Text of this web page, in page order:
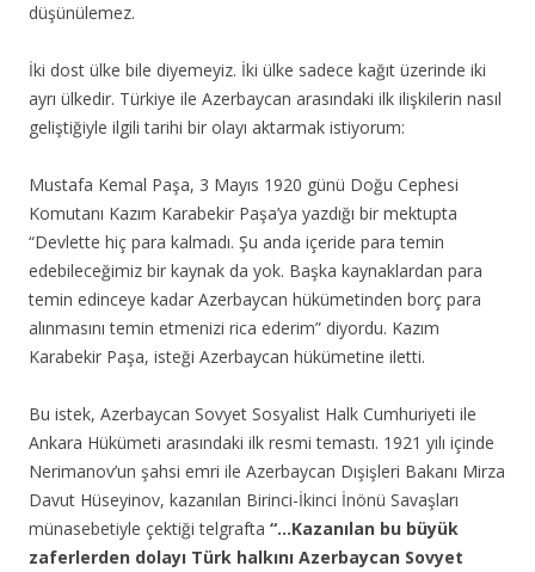
düşünülemez.
İki dost ülke bile diyemeyiz. İki ülke sadece kağıt üzerinde iki
ayrı ülkedir. Türkiye ile Azerbaycan arasındaki ilk ilişkilerin nasıl
geliştiğiyle ilgili tarihi bir olayı aktarmak istiyorum:
Mustafa Kemal Paşa, 3 Mayıs 1920 günü Doğu Cephesi
Komutanı Kazım Karabekir Paşa’ya yazdığı bir mektupta
“Devlette hiç para kalmadı. Şu anda içeride para temin
edebileceğimiz bir kaynak da yok. Başka kaynaklardan para
temin edinceye kadar Azerbaycan hükümetinden borç para
alınmasını temin etmenizi rica ederim” diyordu. Kazım
Karabekir Paşa, isteği Azerbaycan hükümetine iletti.
Bu istek, Azerbaycan Sovyet Sosyalist Halk Cumhuriyeti ile
Ankara Hükümeti arasındaki ilk resmi temastı. 1921 yılı içinde
Nerimanov’un şahsi emri ile Azerbaycan Dışişleri Bakanı Mirza
Davut Hüseyinov, kazanılan Birinci-İkinci İnönü Savaşları
münasebetiyle çektiği telgrafta “…Kazanılan bu büyük
zaferlerden dolayı Türk halkını Azerbaycan Sovyet